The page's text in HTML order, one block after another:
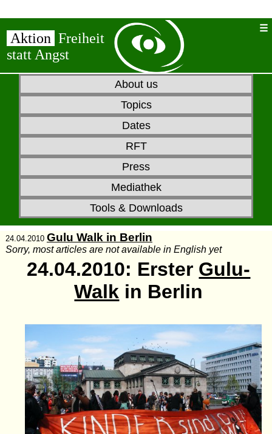
Aktion Freiheit
statt Angst
About us
Topics
Dates
RFT
Press
Mediathek
Tools & Downloads
24.04.2010 Gulu Walk in Berlin
Sorry, most articles are not available in English yet
24.04.2010: Erster Gulu-
Walk in Berlin